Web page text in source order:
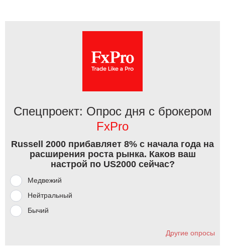
Спецпроект: Опрос дня с брокером
FxPro
Russell 2000 прибавляет 8% с начала года на
расширения роста рынка. Каков ваш
настрой по US2000 сейчас?
Медвежий
Нейтральный
Бычий
Другие опросы